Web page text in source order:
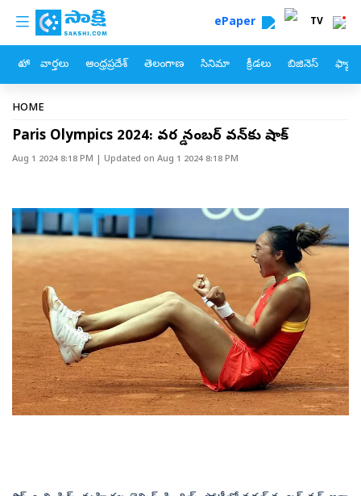
Skip to main content
custom menu ePaper TV
హోం వార్తలు ఆంధ్రప్రదేశ్ తెలంగాణ సినిమా క్రీడలు బిజినెస్
Breadcrumb
HOME
Paris Olympics 2024: వరల్డ్‌ నంబర్‌ వన్‌కు షాక్‌
Aug 1 2024 8:18 PM | Updated on Aug 1 2024 8:18 PM